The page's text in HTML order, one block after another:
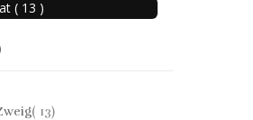
( 13 )
( 13)